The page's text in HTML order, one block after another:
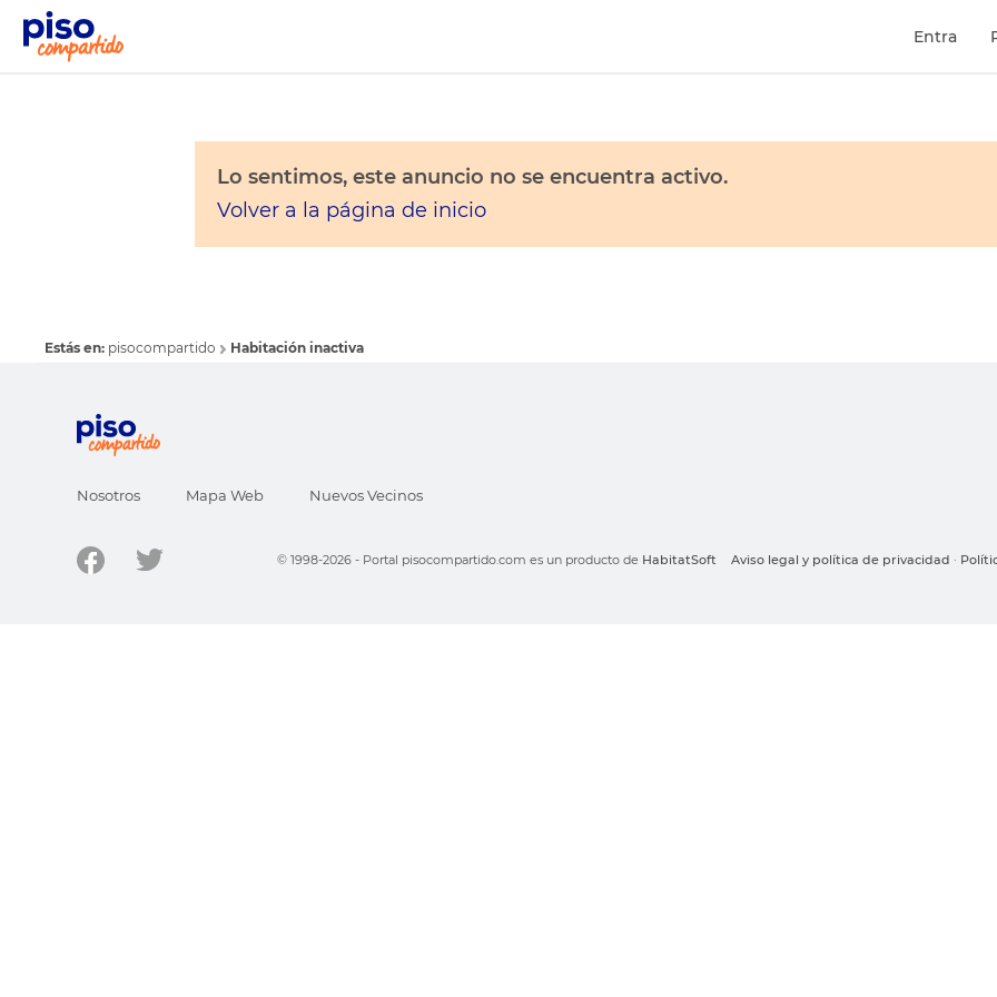
Entra
Lo sentimos, este anuncio no se encuentra activo.
Volver a la página de inicio
Estás en: pisocompartido Habitación inactiva
Nosotros Mapa Web Nuevos Vecinos
© 1998-2026 - Portal pisocompartido.com es un producto de HabitatSoft Aviso legal y política de privacidad ·